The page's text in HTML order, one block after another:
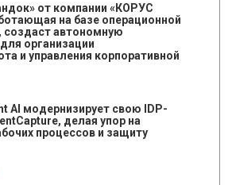
от компании «КОРУС
на базе операционной
создаст автономную
организации
и управления корпоративной
AI модернизирует свою IDP-
делая упор на
процессов и защиту